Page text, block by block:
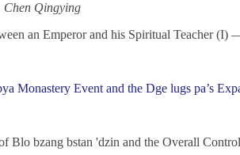
Chen Qingying
an Emperor and his Spiritual Teacher
Monastery Event and the Dge lugs pa’s
Blo bzang bstan 'dzin and the Overall